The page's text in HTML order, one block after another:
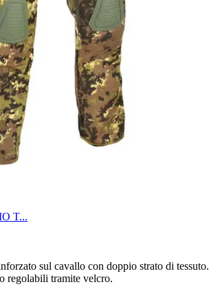
T...
sul cavallo con doppio strato di tessuto.
regolabili tramite velcro.